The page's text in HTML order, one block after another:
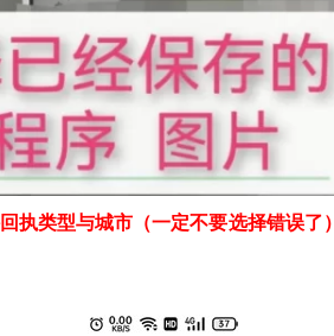
执类型与城市（一定不要选择错误了）